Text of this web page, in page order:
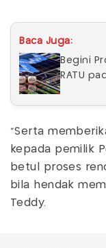
Baca Juga:
Begini
RATU
"Serta
kepada pemilik
betul proses
bila hendak
Teddy.